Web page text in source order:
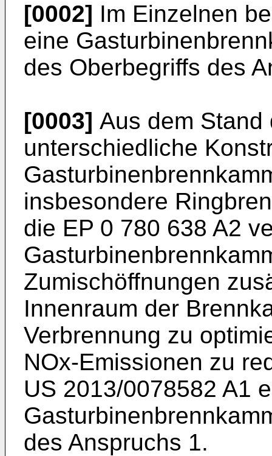
[0002] Im Einzelnen
eine
des Oberbegriffs des
[0003] Aus dem Stand
unterschiedliche
insbesondere
die EP 0 780 638 A2
Zumischöffnungen
Innenraum der
Verbrennung zu
NOx-Emissionen zu
US 2013/0078582 A1
des Anspruchs 1.